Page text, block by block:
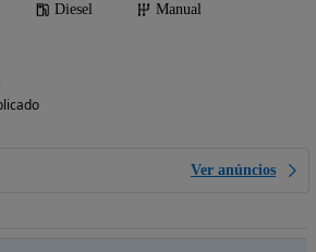
Diesel
Manual
Ver anúncios